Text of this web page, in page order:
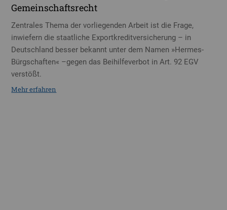
Gemeinschaftsrecht
Zentrales Thema der vorliegenden Arbeit ist die Frage,
inwiefern die staatliche Exportkreditversicherung – in
Deutschland besser bekannt unter dem Namen »Hermes-
Bürgschaften« –gegen das Beihilfeverbot in Art. 92 EGV
verstößt.
Mehr erfahren